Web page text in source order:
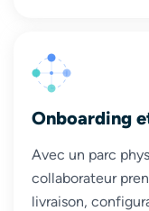
Onboarding
Avec un parc
collaborateur
livraison,